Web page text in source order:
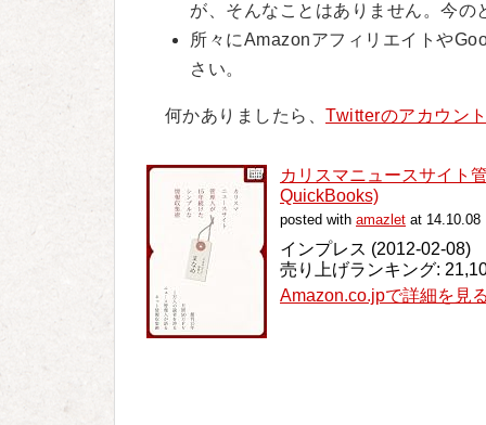
が、そんなことはありません。今の
所々にAmazonアフィリエイトや
さい。
何かありましたら、 Twitterのアカウン
カリスマニュースサイト
QuickBooks)
posted with amazlet at 14.10.08
インプレス (2012-02-08)
売り上げランキング:
Amazon.co.jpで詳細を見